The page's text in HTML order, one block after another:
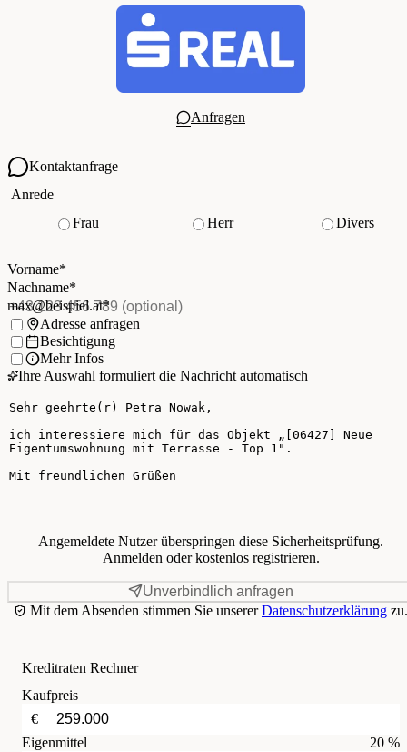
Anfragen
Kontaktanfrage
Ihre Kontaktdaten
Anrede
Frau
Herr
Divers
Vorname*
Nachname
Nachname*
E-Mail*(Pflichtfeld)
max@beispiel.at*
Telefon(optional)
Ich möchte:Adresse anfragen
Besichtigung
Mehr Infos
Ihre Auswahl formuliert die Nachricht automatisch
Ihre Nachricht
Angemeldete Nutzer überspringen diese Sicherheitsprüfung.
Anmelden oderkostenlos registrieren.
Unverbindlich anfragen
Mit dem Absenden stimmen Sie unsererDatenschutzerklärung zu.
Kreditraten Rechner
Kaufpreis
€
Eigenmittel
20 %